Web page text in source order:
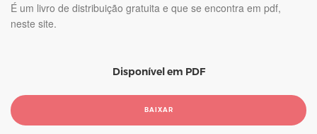
É um livro de distribuição gratuita e que se encontra em pdf,
neste site.
Disponível em PDF
BAIXAR